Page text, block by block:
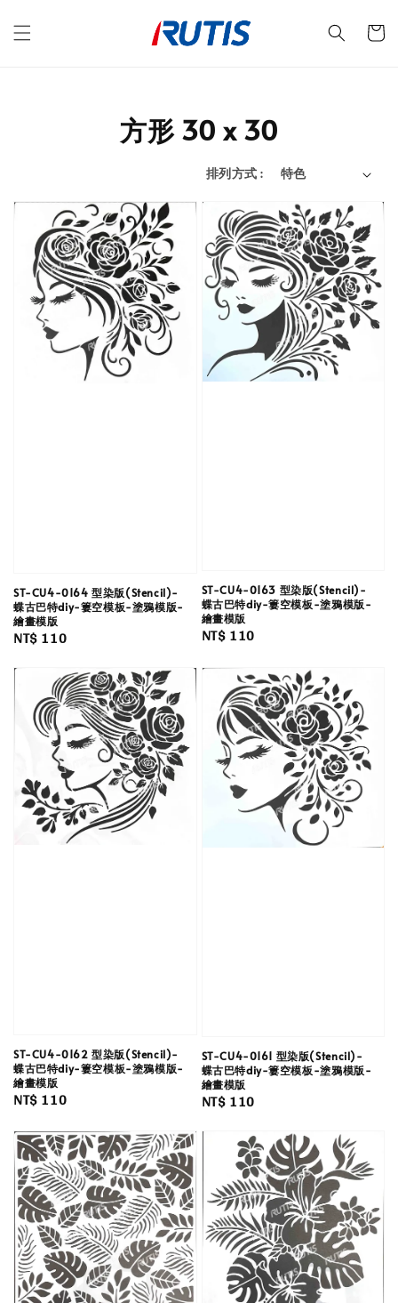
方形 30 x 30
排列方式 :
ST-CU4-0164 型染版(Stencil)-
蝶古巴特diy-簍空模板-塗鴉模版-
繪畫模版
Regular
NT$ 110
ST-CU4-0163 型染版(Stencil)-
蝶古巴特diy-簍空模板-塗鴉模版-
繪畫模版
Regular
NT$ 110
ST-CU4-0162 型染版(Stencil)-
蝶古巴特diy-簍空模板-塗鴉模版-
繪畫模版
Regular
NT$ 110
ST-CU4-0161 型染版(Stencil)-
蝶古巴特diy-簍空模板-塗鴉模版-
繪畫模版
Regular
NT$ 110